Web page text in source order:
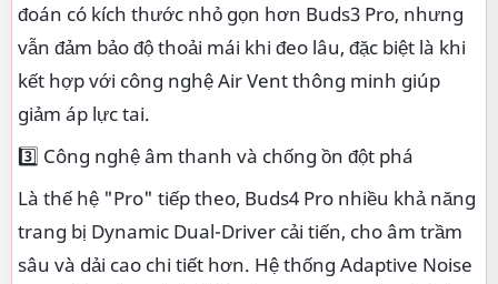
đoán có kích thước nhỏ gọn hơn Buds3 Pro, nhưng
vẫn đảm bảo độ thoải mái khi đeo lâu, đặc biệt là khi
kết hợp với công nghệ Air Vent thông minh giúp
giảm áp lực tai.
3️⃣ Công nghệ âm thanh và chống ồn đột phá
Là thế hệ "Pro" tiếp theo, Buds4 Pro nhiều khả năng
trang bị Dynamic Dual-Driver cải tiến, cho âm trầm
sâu và dải cao chi tiết hơn. Hệ thống Adaptive Noise